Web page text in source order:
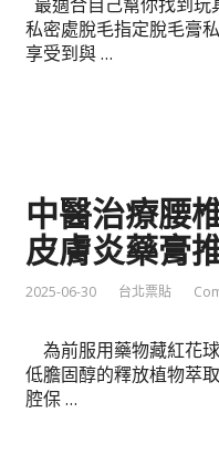
私密處脫毛指定脫毛膏
享受到與 …
中醫治療腰
皮膚炎藥膏
2025-06-30 台北票貼
為前服用藥物藏紅花
低膽固醇的釋放植物萃
腔保 …